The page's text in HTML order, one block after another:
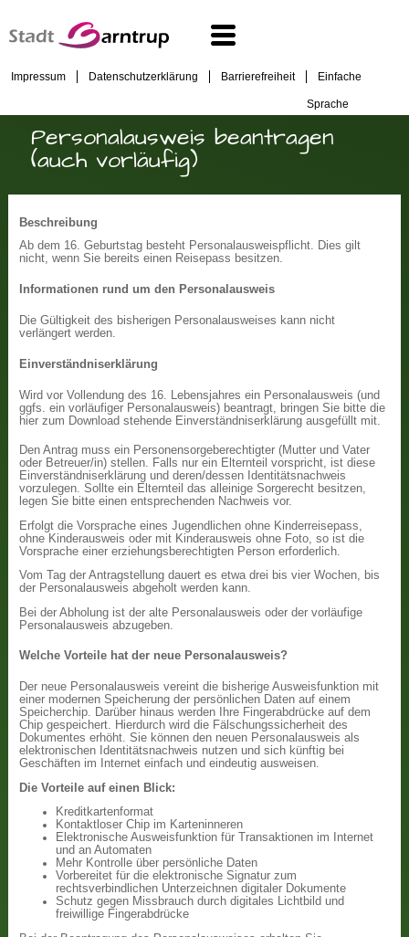
Impressum Datenschutzerklärung Barrierefreiheit Einfache
Sprache
Personalausweis beantragen
(auch vorläufig)
Beschreibung
Ab dem 16. Geburtstag besteht Personalausweispflicht. Dies gilt
nicht, wenn Sie bereits einen Reisepass besitzen.
Informationen rund um den Personalausweis
Die Gültigkeit des bisherigen Personalausweises kann nicht
verlängert werden.
Einverständniserklärung
Wird vor Vollendung des 16. Lebensjahres ein Personalausweis (und
ggfs. ein vorläufiger Personalausweis) beantragt, bringen Sie bitte die
hier zum Download stehende Einverständniserklärung ausgefüllt mit.
Den Antrag muss ein Personensorgeberechtigter (Mutter und Vater
oder Betreuer/in) stellen. Falls nur ein Elternteil vorspricht, ist diese
Einverständniserklärung und deren/dessen Identitätsnachweis
vorzulegen. Sollte ein Elternteil das alleinige Sorgerecht besitzen,
legen Sie bitte einen entsprechenden Nachweis vor.
Erfolgt die Vorsprache eines Jugendlichen ohne Kinderreisepass,
ohne Kinderausweis oder mit Kinderausweis ohne Foto, so ist die
Vorsprache einer erziehungsberechtigten Person erforderlich.
Vom Tag der Antragstellung dauert es etwa drei bis vier Wochen, bis
der Personalausweis abgeholt werden kann.
Bei der Abholung ist der alte Personalausweis oder der vorläufige
Personalausweis abzugeben.
Welche Vorteile hat der neue Personalausweis?
Der neue Personalausweis vereint die bisherige Ausweisfunktion mit
einer modernen Speicherung der persönlichen Daten auf einem
Speicherchip. Darüber hinaus werden Ihre Fingerabdrücke auf dem
Chip gespeichert. Hierdurch wird die Fälschungssicherheit des
Dokumentes erhöht. Sie können den neuen Personalausweis als
elektronischen Identitätsnachweis nutzen und sich künftig bei
Geschäften im Internet einfach und eindeutig ausweisen.
Die Vorteile auf einen Blick:
Kreditkartenformat
Kontaktloser Chip im Karteninneren
Elektronische Ausweisfunktion für Transaktionen im Internet
und an Automaten
Mehr Kontrolle über persönliche Daten
Vorbereitet für die elektronische Signatur zum
rechtsverbindlichen Unterzeichnen digitaler Dokumente
Schutz gegen Missbrauch durch digitales Lichtbild und
freiwillige Fingerabdrücke